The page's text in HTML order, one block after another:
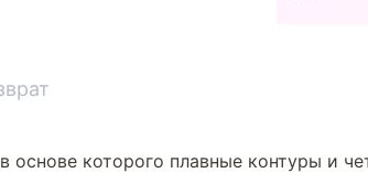
которого плавные контуры и